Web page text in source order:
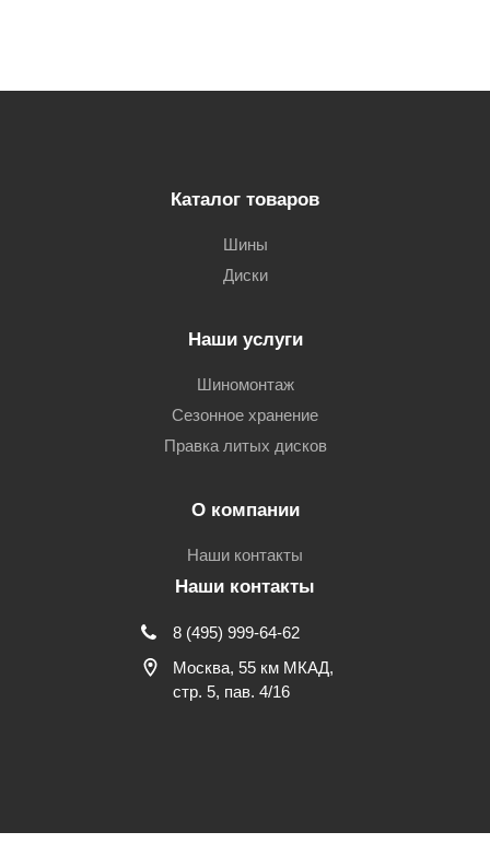
Каталог товаров
Шины
Диски
Наши услуги
Шиномонтаж
Сезонное хранение
Правка литых дисков
О компании
Наши контакты
Наши контакты
8 (495) 999-64-62
Москва, 55 км МКАД,
стр. 5, пав. 4/16